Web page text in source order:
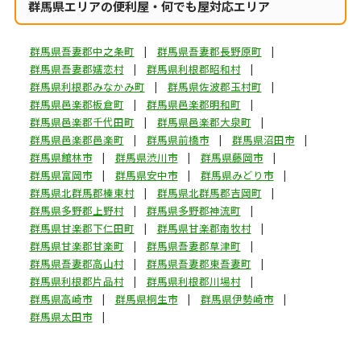
群馬県エリアの便利屋・何でも屋対応エリア
群馬県吾妻郡中之条町
群馬県吾妻郡長野原町
群馬県吾妻郡嬬恋村
群馬県利根郡昭和村
群馬県利根郡みなかみ町
群馬県佐波郡玉村町
群馬県邑楽郡板倉町
群馬県邑楽郡明和町
群馬県邑楽郡千代田町
群馬県邑楽郡大泉町
群馬県邑楽郡邑楽町
群馬県前橋市
群馬県沼田市
群馬県館林市
群馬県渋川市
群馬県藤岡市
群馬県富岡市
群馬県安中市
群馬県みどり市
群馬県北群馬郡榛東村
群馬県北群馬郡吉岡町
群馬県多野郡上野村
群馬県多野郡神流町
群馬県甘楽郡下仁田町
群馬県甘楽郡南牧村
群馬県甘楽郡甘楽町
群馬県吾妻郡草津町
群馬県吾妻郡高山村
群馬県吾妻郡東吾妻町
群馬県利根郡片品村
群馬県利根郡川場村
群馬県高崎市
群馬県桐生市
群馬県伊勢崎市
群馬県太田市